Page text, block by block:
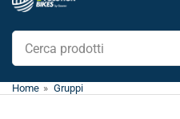
Cerca
prodotti
Home » Gruppi